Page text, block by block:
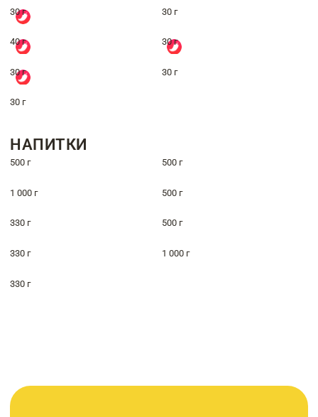
30 г 30 г
40 г 30 г
30 г 30 г
30 г
НАПИТКИ
500 г 500 г
1 000 г 500 г
330 г 500 г
330 г 1 000 г
330 г